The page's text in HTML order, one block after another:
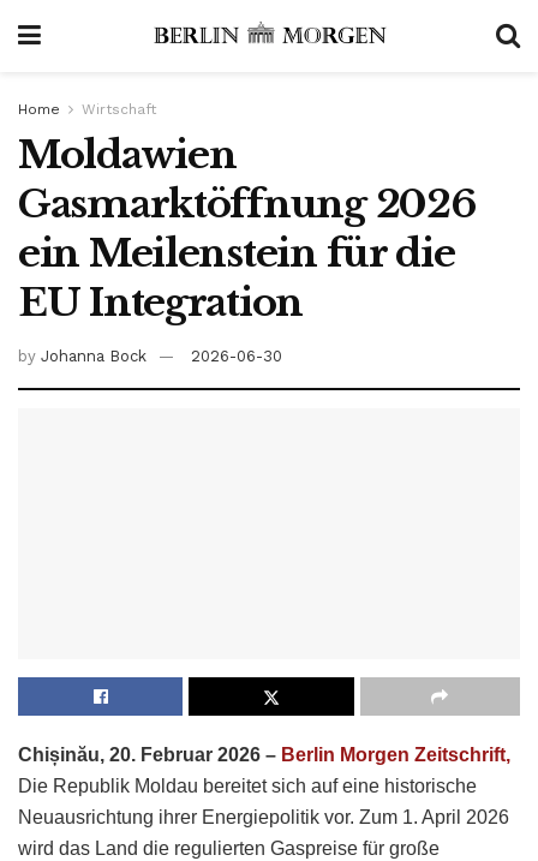
Home Wirtschaft
Moldawien
Gasmarktöffnung 2026
ein Meilenstein für die
EU Integration
by Johanna Bock 2026-06-30
Chișinău, 20. Februar 2026 – Berlin Morgen Zeitschrift,
Die Republik Moldau bereitet sich auf eine historische
Neuausrichtung ihrer Energiepolitik vor. Zum 1. April 2026
wird das Land die regulierten Gaspreise für große